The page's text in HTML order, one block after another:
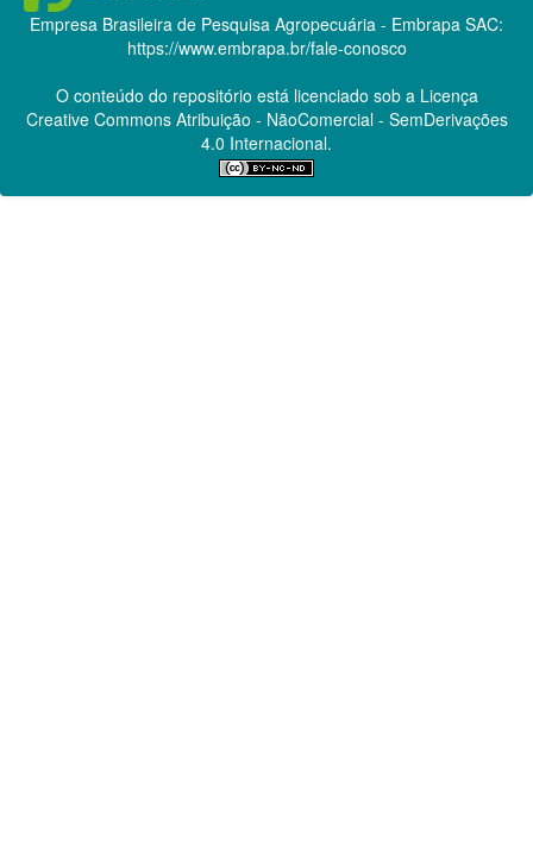
Empresa Brasileira de Pesquisa Agropecuária - Embrapa SAC:
https://www.embrapa.br/fale-conosco
O conteúdo do repositório está licenciado sob a Licença
Creative CommonsAtribuição - NãoComercial - SemDerivações
4.0 Internacional.